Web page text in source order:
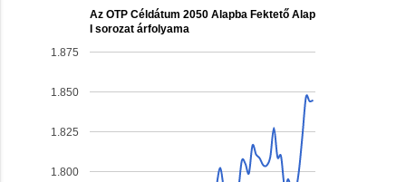
Az OTP Céldátum 2050 Alapba Fektető Alap
I sorozat árfolyama
1.800
1.825
1.850
1.875